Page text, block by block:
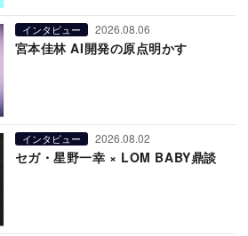
インタビュー 2026.08.06
宮本佳林 AI開発の原点明かす
インタビュー 2026.08.02
セガ・星野一幸 × LOM BABY鼎談